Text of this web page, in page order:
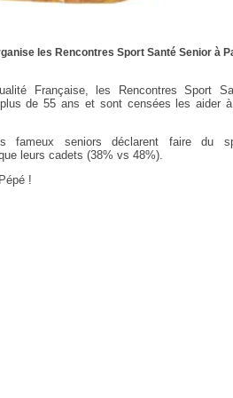
palliatifs n'a pas été inutile
les Rencontres Sport Santé Senior à
Française, les Rencontres Sport
plus de 55 ans et sont censées les aider
fameux seniors déclarent faire du
leurs cadets (38% vs 48%).
!